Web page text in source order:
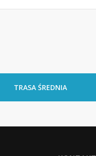
TRASA ŚREDNIA